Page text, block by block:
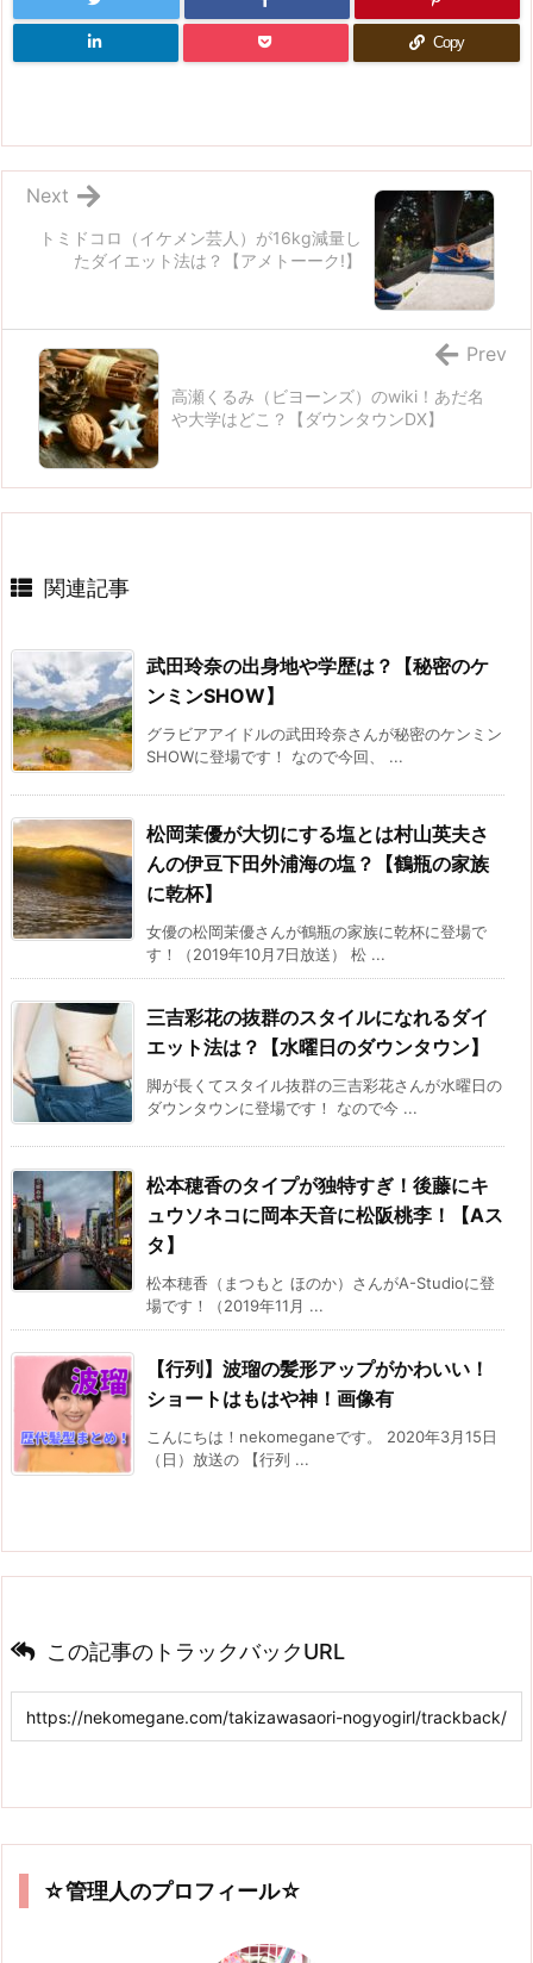
Copy
トミドコロ（イケメン芸人）が16kg減量し
たダイエット法は？【アメトーーク!】
Next
高瀬くるみ（ビヨーンズ）のwiki！あだ名
や大学はどこ？【ダウンタウンDX】
Prev
関連記事
武田玲奈の出身地や学歴は？【秘密のケ
ンミンSHOW】
グラビアアイドルの武田玲奈さんが秘密のケンミン
SHOWに登場です！ なので今回、 ...
松岡茉優が大切にする塩とは村山英夫さ
んの伊豆下田外浦海の塩？【鶴瓶の家族
に乾杯】
女優の松岡茉優さんが鶴瓶の家族に乾杯に登場で
す！（2019年10月7日放送） 松 ...
三吉彩花の抜群のスタイルになれるダイ
エット法は？【水曜日のダウンタウン】
脚が長くてスタイル抜群の三吉彩花さんが水曜日の
ダウンタウンに登場です！ なので今 ...
松本穂香のタイプが独特すぎ！後藤にキ
ュウソネコに岡本天音に松阪桃李！【Aス
タ】
松本穂香（まつもと ほのか）さんがA-Studioに登
場です！（2019年11月 ...
【行列】波瑠の髪形アップがかわいい！
ショートはもはや神！画像有
こんにちは！nekomeganeです。 2020年3月15日
（日）放送の 【行列 ...
この記事のトラックバックURL
☆管理人のプロフィール☆